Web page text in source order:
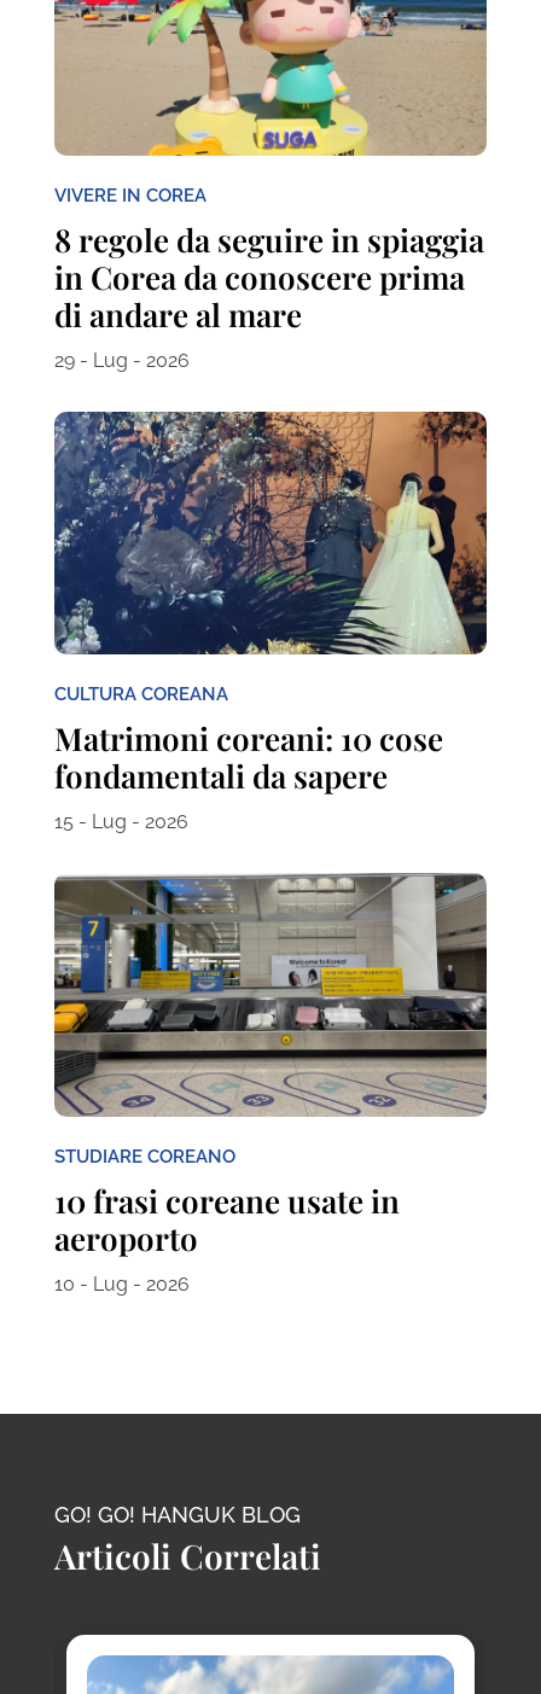
VIVERE IN COREA
8 regole da seguire in spiaggia
in Corea da conoscere prima
di andare al mare
29 - Lug - 2026
CULTURA COREANA
Matrimoni coreani: 10 cose
fondamentali da sapere
15 - Lug - 2026
STUDIARE COREANO
10 frasi coreane usate in
aeroporto
10 - Lug - 2026
GO! GO! HANGUK BLOG
Articoli Correlati